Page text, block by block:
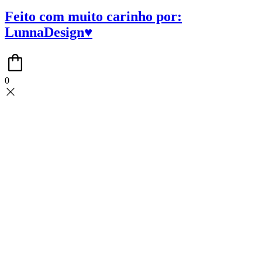
Feito com muito carinho por:
LunnaDesign♥
0